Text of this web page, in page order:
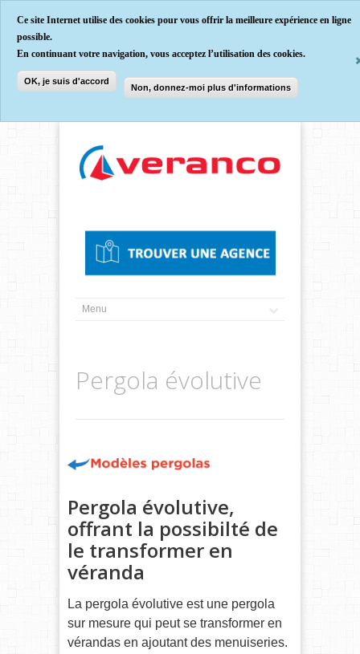
Ce site Internet utilise des cookies pour vous offrir la meilleure expérience en ligne
possible.
En continuant votre navigation, vous acceptez l’utilisation des cookies.
OK, je suis d'accord
Non, donnez-moi plus d'informations
Pergola évolutive
Pergola évolutive,
offrant la possibilté de
le transformer en
véranda
La pergola évolutive est une pergola
sur mesure qui peut se transformer en
vérandas en ajoutant des menuiseries.